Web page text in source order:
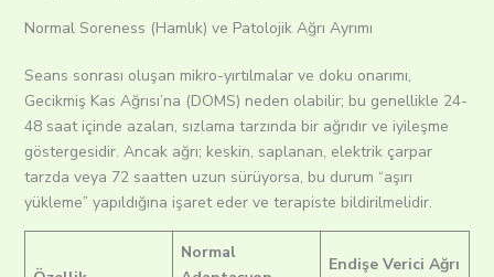
Normal Soreness (Hamlık) ve Patolojik Ağrı Ayrımı
Seans sonrası oluşan mikro-yırtılmalar ve doku onarımı,
Gecikmiş Kas Ağrısı’na (DOMS) neden olabilir; bu genellikle 24-
48 saat içinde azalan, sızlama tarzında bir ağrıdır ve iyileşme
göstergesidir. Ancak ağrı; keskin, saplanan, elektrik çarpar
tarzda veya 72 saatten uzun sürüyorsa, bu durum “aşırı
yükleme” yapıldığına işaret eder ve terapiste bildirilmelidir.
Normal
Endişe Verici Ağrı